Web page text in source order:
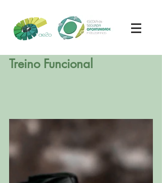
Treino Funcional